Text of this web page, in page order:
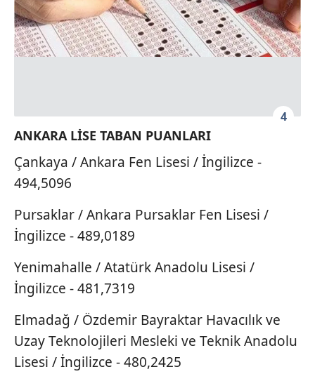
hazırlanmış Aydınlatma Metnimizi okumak ve sitemizde
ilgili mevzuata uygun olarak kullanılan çerezlerle ilgili bilgi
almak için lütfentıklayınız.
4
ANKARA LİSE TABAN PUANLARI
Çankaya / Ankara Fen Lisesi / İngilizce -
494,5096
Pursaklar / Ankara Pursaklar Fen Lisesi /
İngilizce - 489,0189
Yenimahalle / Atatürk Anadolu Lisesi /
İngilizce - 481,7319
Elmadağ / Özdemir Bayraktar Havacılık ve
Uzay Teknolojileri Mesleki ve Teknik Anadolu
Lisesi / İngilizce - 480,2425